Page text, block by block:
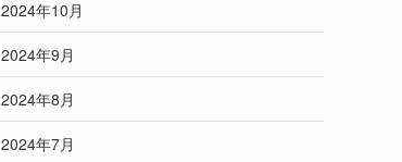
2024年10月
2024年9月
2024年8月
2024年7月